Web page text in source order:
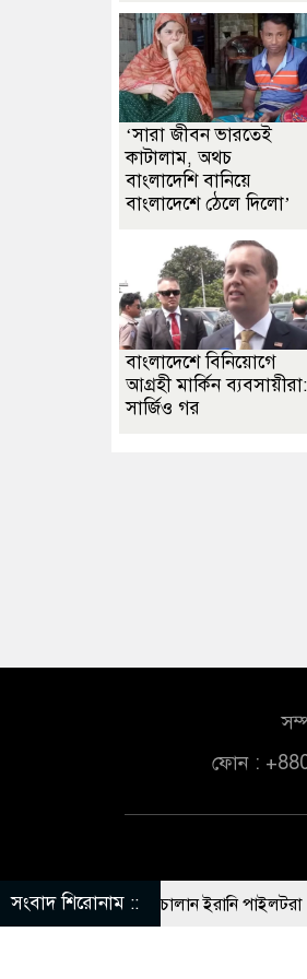
‘সারা জীবন ভারতেই
কাটালাম, অথচ
বাংলাদেশি বানিয়ে
বাংলাদেশে ঠেলে দিলো’
বাংলাদেশে বিনিয়োগে
আগ্রহী মার্কিন ব্যবসায়ীরা:
সার্জিও গর
ফোন :
সংবাদ শিরোনাম ::
হামলা চালান ইরানি পাইলটরা বন্যায়